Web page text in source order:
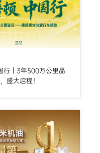
行｜3年500万公里品
盛大启程！